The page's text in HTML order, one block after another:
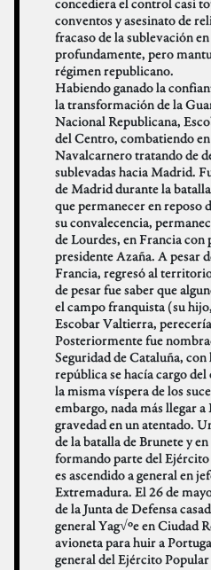
conventos y asesinato de
fracaso de la sublevación
profundamente, pero
régimen republicano.
Habiendo ganado la
la transformación de la
Nacional Republicana,
del Centro, combatiendo
Navalcarnero tratando de
sublevadas hacia Madrid.
de Madrid durante la
que permanecer en reposo
su convalecencia,
de Lourdes, en Francia con
presidente Azaña. A pesar
Francia, regresó al
de pesar fue saber que
el campo franquista (su
Escobar Valtierra,
Posteriormente fue
Seguridad de Cataluña,
república se hacía cargo
la misma víspera de los
embargo, nada más llegar
gravedad en un atentado.
de la batalla de Brunete y
formando parte del
es ascendido a general en
Extremadura. El 26 de
de la Junta de Defensa
general Yag√ºe en Ciudad
avioneta para huir a
general del Ejército